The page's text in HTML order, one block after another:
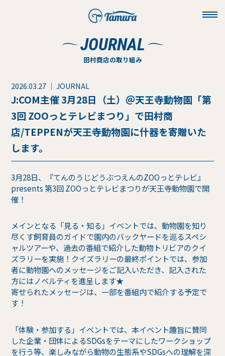
JOURNAL
田村商店の取り組み
2026.03.27 ｜ JOURNAL
J:COM主催 3月28日（土）＠天王寺動物園「第
3回 ZOOっとテレビまつり」で田村商
店/TEPPENが天王寺動物園に什器を寄贈いた
します。
3月28日、『てんのうじどうぶつえんのZOOっとテレビ』
presents 第3回 ZOOっとテレビまつりが天王寺動物園で開
催！
メインとなる「見る・知る」イベントでは、動物園を知り
尽くす飼育員のガイドで園内のバックヤードを巡るスペシ
ャルツアーや、過去の番組で紹介した動物トリビアのクイ
ズラリーを実施！クイズラリーの最終ポイントでは、参加
者に動物園へのメッセージをご記入いただき、記入された
方にはノベルティを進呈します★
寄せられたメッセージは、一部を番組内で紹介する予定で
す！
「体験・参加する」イベントでは、本イベント趣旨に賛同
した企業・団体によるSDGsをテーマにしたワークショップ
を行う等、楽しみながら動物の生態系やSDGsへの理解を深